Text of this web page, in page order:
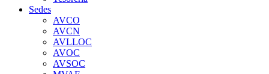
Sedes
AVCO
AVCN
AVLLOC
AVOC
AVSOC